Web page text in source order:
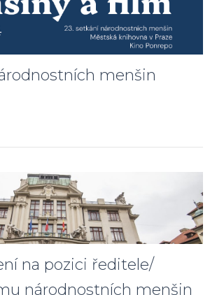
menšin
na pozici ředitele/
národnostních menšin